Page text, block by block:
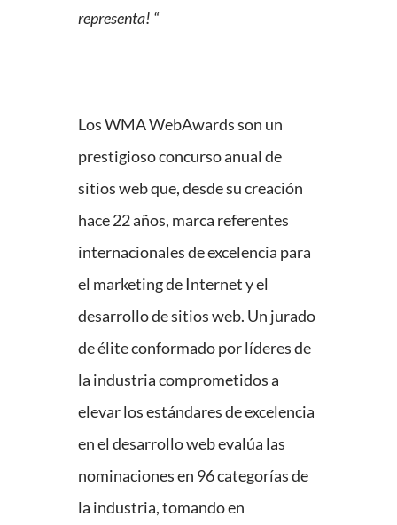
representa! “
Los WMA WebAwards son un
prestigioso concurso anual de
sitios web que, desde su creación
hace 22 años, marca referentes
internacionales de excelencia para
el marketing de Internet y el
desarrollo de sitios web. Un jurado
de élite conformado por líderes de
la industria comprometidos a
elevar los estándares de excelencia
en el desarrollo web evalúa las
nominaciones en 96 categorías de
la industria, tomando en